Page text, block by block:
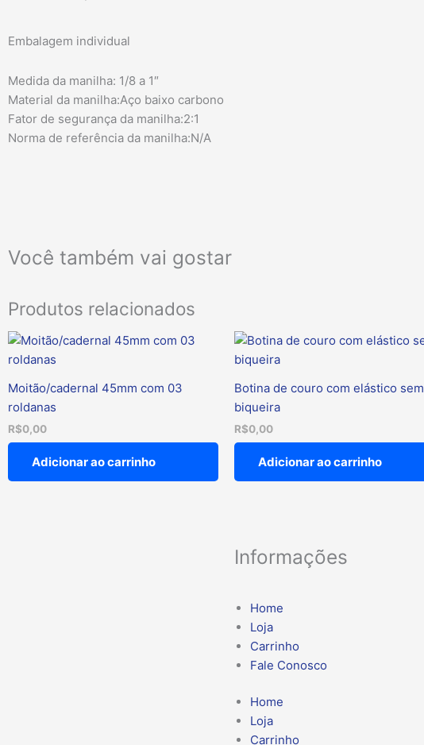
Embalagem individual
Medida da manilha: 1/8 a 1″
Material da manilha:Aço baixo carbono
Fator de segurança da manilha:2:1
Norma de referência da manilha:N/A
Você também vai gostar
Produtos relacionados
Moitão/cadernal 45mm com 03
roldanas
R$0,00
Adicionar ao carrinho
Botina de couro com elástico sem
biqueira
R$0,00
Adicionar ao carrinho
Informações
Home
Loja
Carrinho
Fale Conosco
Home
Loja
Carrinho